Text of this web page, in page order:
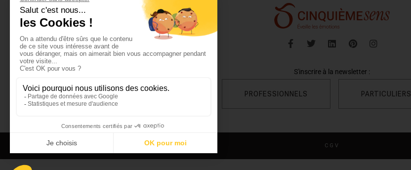
S'inscrire à la newsletter :
PROFESSIONNELS PARTICULIERS
CGV